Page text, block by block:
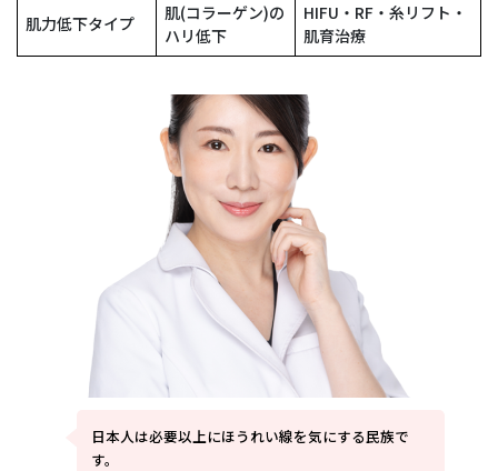
肌力低下タイプ
肌(コラーゲン)の
ハリ低下
HIFU・RF・糸リフト・
肌育治療
日本人は必要以上にほうれい線を気にする民族で
す。